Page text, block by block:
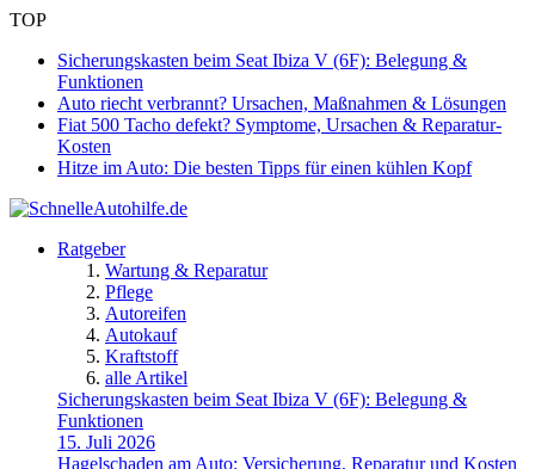
TOP
Sicherungskasten beim Seat Ibiza V (6F): Belegung &
Funktionen
Auto riecht verbrannt? Ursachen, Maßnahmen & Lösungen
Fiat 500 Tacho defekt? Symptome, Ursachen & Reparatur-
Kosten
Hitze im Auto: Die besten Tipps für einen kühlen Kopf
Ratgeber
Wartung & Reparatur
Pflege
Autoreifen
Autokauf
Kraftstoff
alle Artikel
Sicherungskasten beim Seat Ibiza V (6F): Belegung &
Funktionen
15. Juli 2026
Hagelschaden am Auto: Versicherung, Reparatur und Kosten